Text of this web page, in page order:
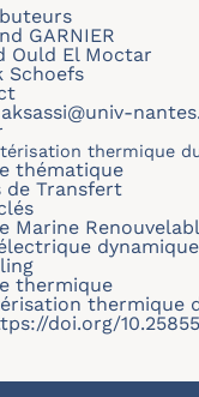
GARNIER
Ould El Moctar
Schoefs
thermique
thématique
de Transfert
Marine
dynamique
thermique
thermique
doi.org/